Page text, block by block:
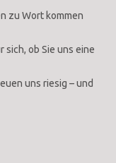
zu Wort kommen
sich, ob Sie uns eine
uns riesig – und